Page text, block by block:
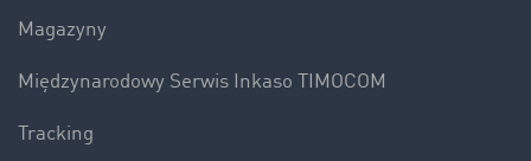
Magazyny
Międzynarodowy Serwis Inkaso TIMOCOM
Tracking